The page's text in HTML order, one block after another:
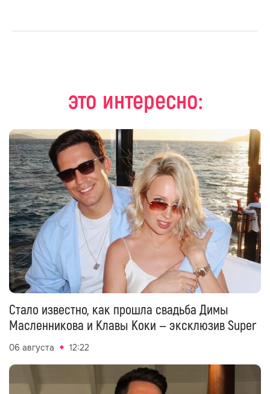
это интересно:
Стало известно, как прошла свадьба Димы
Масленникова и Клавы Коки — эксклюзив Super
06 августа 12:22